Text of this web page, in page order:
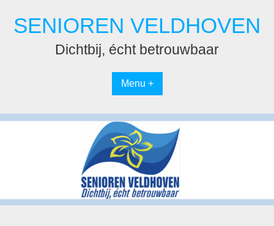
naar
inhoudSENIOREN VELDHOVEN
Dichtbij, écht betrouwbaar
Menu +